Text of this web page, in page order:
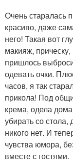
Очень старалась
красиво, даже
него! Такая вот
макияж,
пришлось
одевать очки.
часов, я так
прикола! Под
крема, одела
убирать со
никого нет. И
чувства юмора,
вместе с гостями.